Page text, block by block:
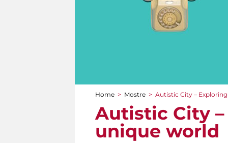
Tu sei qui
Home > Mostre > Autistic City –
Autistic City
unique world